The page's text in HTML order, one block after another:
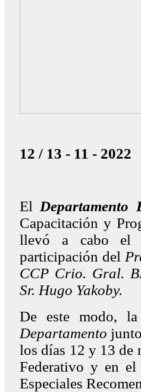
12 / 13 - 11 - 2022
El Departamento
Capacitación y
llevó a cabo
participación del
CCP Crio. Gral.
Sr. Hugo Yakoby.
De este modo, la
Departamento
los días 12 y 13 de
Federativo y en
Especiales